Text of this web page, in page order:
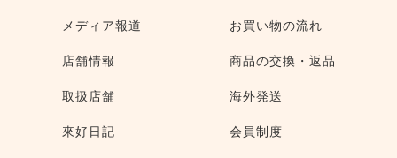
メディア報道
店舗情報
取扱店舗
來好日記
お買い物の流れ
商品の交換・返品
海外発送
会員制度